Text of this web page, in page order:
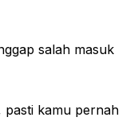
salah masuk
pasti kamu pernah